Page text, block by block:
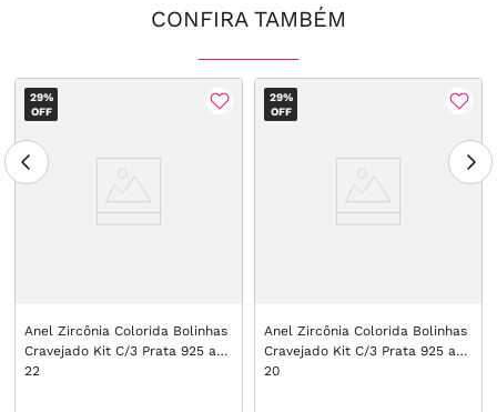
CONFIRA TAMBÉM
29%
OFF
Anel Zircônia Colorida Bolinhas
Cravejado Kit C/3 Prata 925 aro
22
29%
OFF
Anel Zircônia Colorida Bolinhas
Cravejado Kit C/3 Prata 925 aro
20